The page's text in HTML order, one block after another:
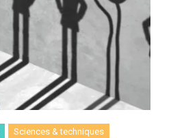
Sciences & techniques